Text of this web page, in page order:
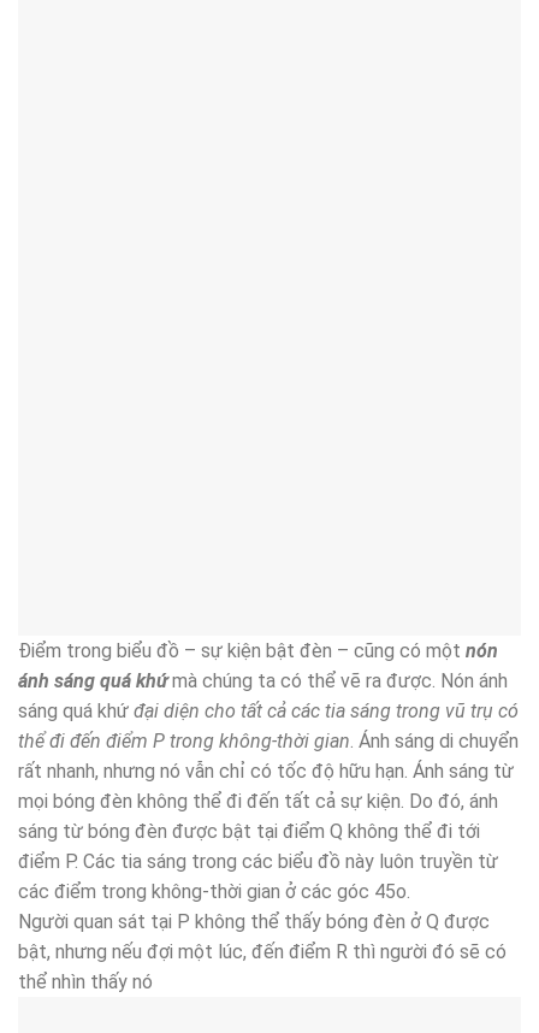
Điểm trong biểu đồ – sự kiện bật đèn – cũng có một nón
ánh sáng quá khứmà chúng ta có thể vẽ ra được. Nón ánh
sáng quá khứ đại diện cho tất cả các tia sáng trong vũ trụ có
thể đi đến điểm P trong không-thời gian. Ánh sáng di chuyển
rất nhanh, nhưng nó vẫn chỉ có tốc độ hữu hạn. Ánh sáng từ
mọi bóng đèn không thể đi đến tất cả sự kiện. Do đó, ánh
sáng từ bóng đèn được bật tại điểm Q không thể đi tới
điểm P. Các tia sáng trong các biểu đồ này luôn truyền từ
các điểm trong không-thời gian ở các góc 45o.
Người quan sát tại P không thể thấy bóng đèn ở Q được
bật, nhưng nếu đợi một lúc, đến điểm R thì người đó sẽ có
thể nhìn thấy nó